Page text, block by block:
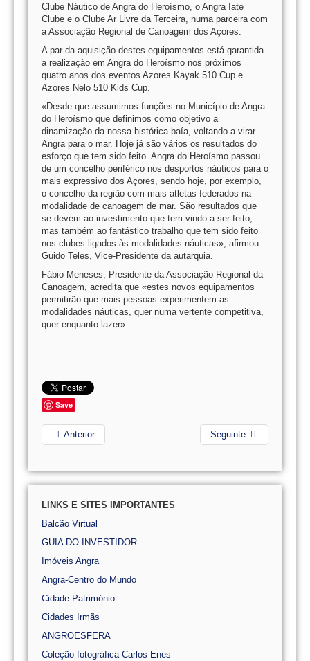
Clube Náutico de Angra do Heroísmo, o Angra Iate
Clube e o Clube Ar Livre da Terceira, numa parceira com
a Associação Regional de Canoagem dos Açores.
A par da aquisição destes equipamentos está garantida
a realização em Angra do Heroísmo nos próximos
quatro anos dos eventos Azores Kayak 510 Cup e
Azores Nelo 510 Kids Cup.
«Desde que assumimos funções no Município de Angra
do Heroísmo que definimos como objetivo a
dinamização da nossa histórica baía, voltando a virar
Angra para o mar. Hoje já são vários os resultados do
esforço que tem sido feito. Angra do Heroísmo passou
de um concelho periférico nos desportos náuticos para o
mais expressivo dos Açores, sendo hoje, por exemplo,
o concelho da região com mais atletas federados na
modalidade de canoagem de mar. São resultados que
se devem ao investimento que tem vindo a ser feito,
mas também ao fantástico trabalho que tem sido feito
nos clubes ligados às modalidades náuticas», afirmou
Guido Teles, Vice-Presidente da autarquia.
Fábio Meneses, Presidente da Associação Regional da
Canoagem, acredita que «estes novos equipamentos
permitirão que mais pessoas experimentem as
modalidades náuticas, quer numa vertente competitiva,
quer enquanto lazer».
Save
Anterior Seguinte
LINKS E SITES IMPORTANTES
Balcão Virtual
GUIA DO INVESTIDOR
Imóveis Angra
Angra-Centro do Mundo
Cidade Património
Cidades Irmãs
ANGROESFERA
Coleção fotográfica Carlos Enes